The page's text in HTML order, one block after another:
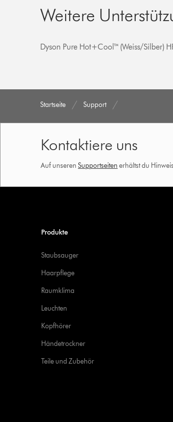
Weitere
Dyson Pure Hot+Cool™ (Weiss/Silber)
Startseite Support
Kontaktiere uns
Auf unseren Supportseiten erhältst du
Produkte
Staubsauger
Haarpflege
Raumklima
Leuchten
Kopfhörer
Händetrockner
Teile und Zubehör